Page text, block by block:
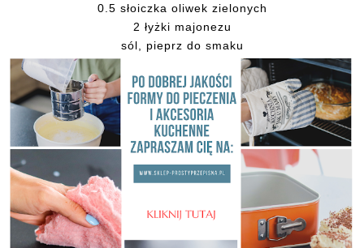
0.5 słoiczka oliwek zielonych
2 łyżki majonezu
sól, pieprz do smaku